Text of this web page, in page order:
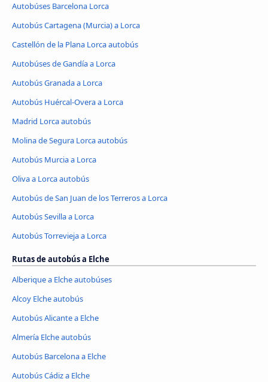
Autobúses Barcelona Lorca
Autobús Cartagena (Murcia) a Lorca
Castellón de la Plana Lorca autobús
Autobúses de Gandía a Lorca
Autobús Granada a Lorca
Autobús Huércal-Overa a Lorca
Madrid Lorca autobús
Molina de Segura Lorca autobús
Autobús Murcia a Lorca
Oliva a Lorca autobús
Autobús de San Juan de los Terreros a Lorca
Autobús Sevilla a Lorca
Autobús Torrevieja a Lorca
Rutas de autobús a Elche
Alberique a Elche autobúses
Alcoy Elche autobús
Autobús Alicante a Elche
Almería Elche autobús
Autobús Barcelona a Elche
Autobús Cádiz a Elche